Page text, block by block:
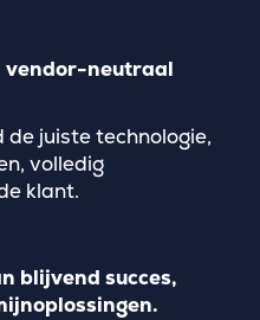
vendor-neutraal
de juiste technologie,
volledig
klant.
blijvend succes,